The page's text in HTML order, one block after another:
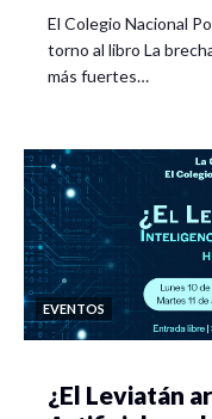
El Colegio Nacional
torno al libro La
más fuertes…
EVENTOS
¿El Leviatán